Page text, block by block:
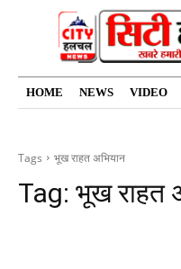
HOME NEWS VIDEO
Tags भूख राहत अभियान
Tag: भूख राहत